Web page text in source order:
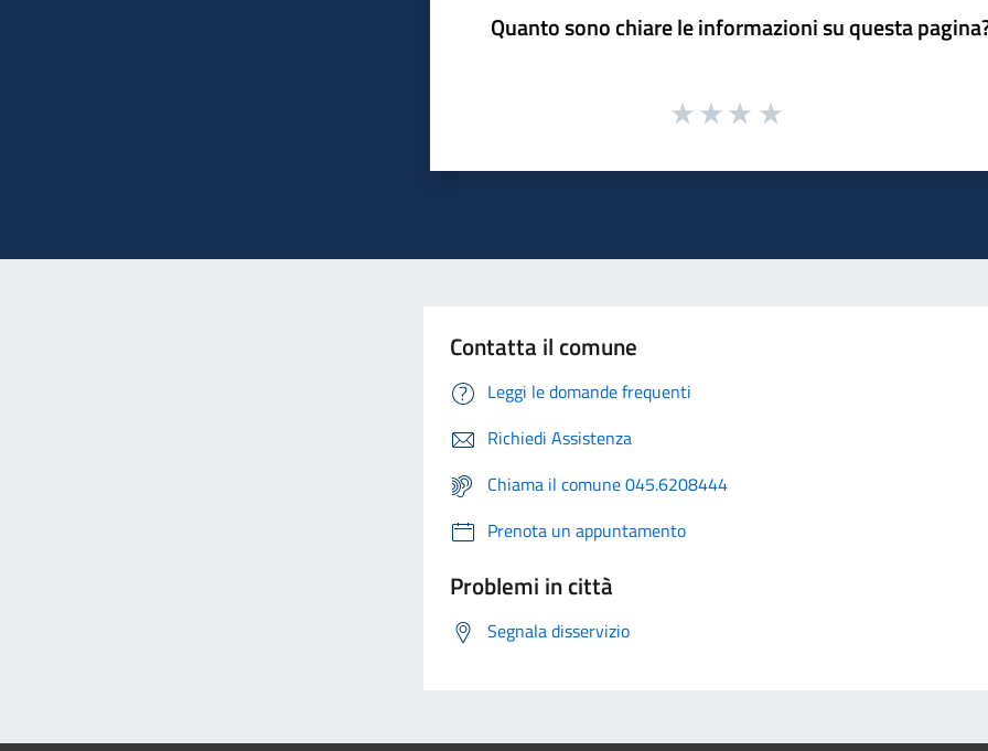
Quanto sono chiare le informazioni su questa
Contatta il comune
Leggi le domande frequenti
Richiedi Assistenza
Chiama il comune 045.6208444
Prenota un appuntamento
Problemi in città
Segnala disservizio